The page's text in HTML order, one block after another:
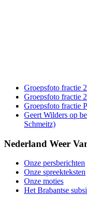
Groepsfoto fractie
Groepsfoto fractie
Groepsfoto fractie
Geert Wilders op
Schmeitz)
Nederland Weer
Onze persberichten
Onze spreekteksten
Onze moties
Het Brabantse